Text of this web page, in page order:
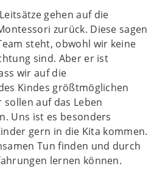
gehen auf die
zurück. Diese sagen
steht, obwohl wir keine
sind. Aber er ist
wir auf die
Kindes größtmöglichen
auf das Leben
Uns ist es besonders
gern in die Kita kommen.
Tun finden und durch
lernen können.